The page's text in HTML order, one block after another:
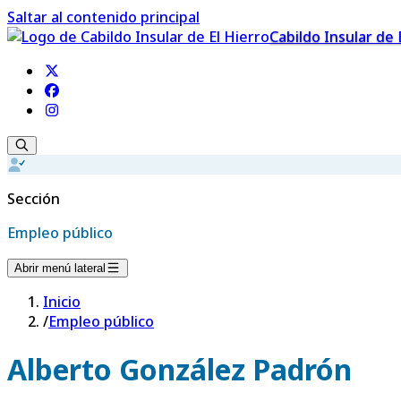
Saltar al contenido principal
Cabildo Insular de
Sección
Empleo público
Abrir menú lateral
Inicio
/Empleo público
Alberto González Padrón